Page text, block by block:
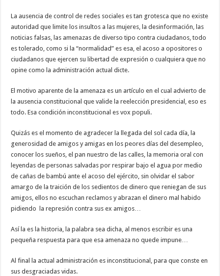
La ausencia de control de redes sociales es tan grotesca que no existe
autoridad que limite los insultos a las mujeres, la desinformación, las
noticias falsas, las amenazas de diverso tipo contra ciudadanos, todo
es tolerado, como si la “normalidad” es esa, el acoso a opositores o
ciudadanos que ejercen su libertad de expresión o cualquiera que no
opine como la administración actual dicte.
El motivo aparente de la amenaza es un artículo en el cual advierto de
la ausencia constitucional que valide la reelección presidencial, eso es
todo. Esa condición inconstitucional es vox populi.
Quizás es el momento de agradecer la llegada del sol cada día, la
generosidad de amigos y amigas en los peores días del desempleo,
conocer los sueños, el pan nuestro de las calles, la memoria oral con
leyendas de personas salvadas por respirar bajo el agua por medio
de cañas de bambú ante el acoso del ejército, sin olvidar el sabor
amargo de la traición de los sedientos de dinero que reniegan de sus
amigos, ellos no escuchan reclamos y abrazan el dinero mal habido
pidiendo la represión contra sus ex amigos…
Así la es la historia, la palabra sea dicha, al menos escribir es una
pequeña respuesta para que esa amenaza no quede impune…
Al final la actual administración es inconstitucional, para que conste en
sus desgraciadas vidas.